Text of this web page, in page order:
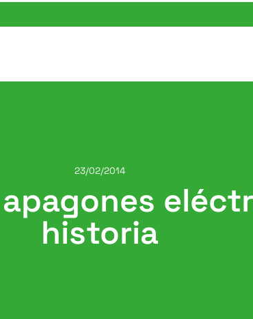
23/02/2014
historia